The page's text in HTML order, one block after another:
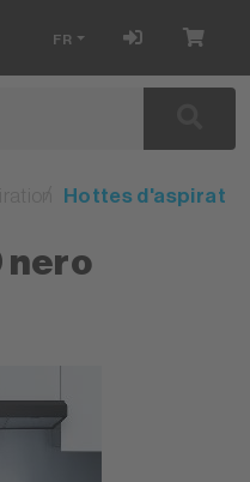
FR
Hottes
nero